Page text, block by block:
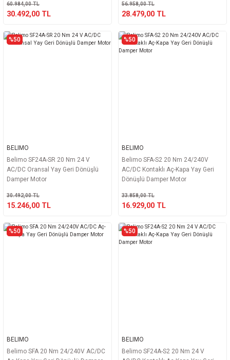
60.984,00 TL
30.492,00 TL
56.958,00 TL
28.479,00 TL
%50
BELIMO
Belimo SF24A-SR 20 Nm 24 V
AC/DC Oransal Yay Geri Dönüşlü
Damper Motor
30.492,00 TL
15.246,00 TL
%50
BELIMO
Belimo SFA-S2 20 Nm 24/240V
AC/DC Kontaklı Aç-Kapa Yay Geri
Dönüşlü Damper Motor
33.858,00 TL
16.929,00 TL
%50
BELIMO
Belimo SFA 20 Nm 24/240V AC/DC
%50
BELIMO
Belimo SF24A-S2 20 Nm 24 V